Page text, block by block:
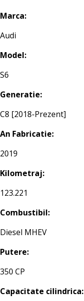
Marca:
Audi
Model:
S6
Generatie:
C8 [2018-Prezent]
An Fabricatie:
2019
Kilometraj:
123.221
Combustibil:
Diesel MHEV
Putere:
350 CP
Capacitate cilindrica: